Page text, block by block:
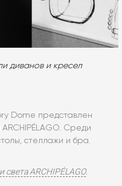
диванов и кресел
Dome представлен
Среди
стеллажи и бра.
света ARCHIPÉLAGO.